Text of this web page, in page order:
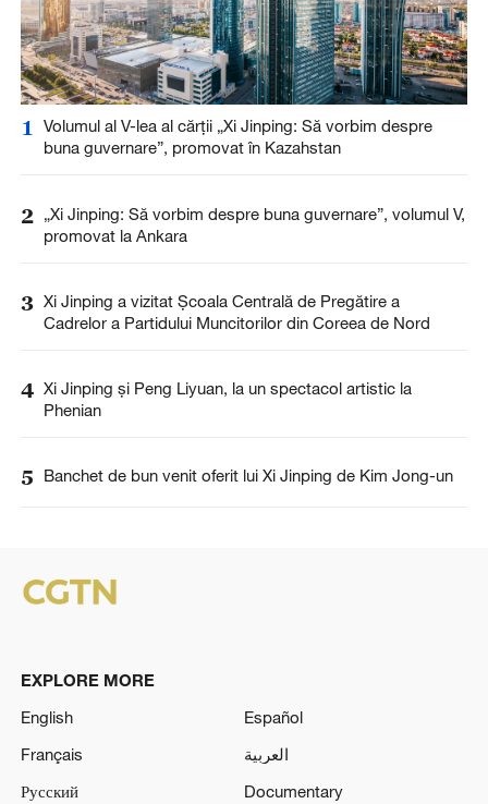
1
Volumul al V-lea al cărții „Xi Jinping: Să vorbim despre
buna guvernare”, promovat în Kazahstan
2 „Xi Jinping: Să vorbim despre buna guvernare”, volumul V,
promovat la Ankara
3 Xi Jinping a vizitat Școala Centrală de Pregătire a
Cadrelor a Partidului Muncitorilor din Coreea de Nord
4 Xi Jinping și Peng Liyuan, la un spectacol artistic la
Phenian
5 Banchet de bun venit oferit lui Xi Jinping de Kim Jong-un
EXPLORE MORE
English
Español
Français
العربية
Русский
Documentary